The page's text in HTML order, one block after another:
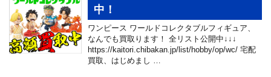
中！
ワンピース ワールドコレクタブルフィギュア、
なんでも買取ります！ 全リスト公開中↓↓↓
https://kaitori.chibakan.jp/list/hobby/op/wc/ 宅配
買取、はじめまし …